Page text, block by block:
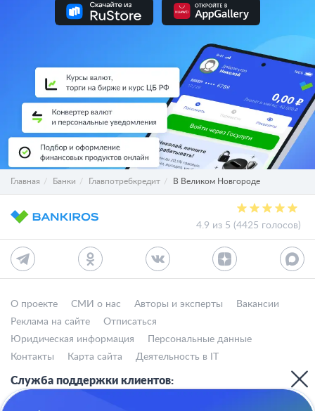
Главная Банки Главпотребкредит В Великом Новгороде
4.9 из 5 (4425 голосов)
О проекте СМИ о нас Авторы и эксперты
Вакансии
Реклама на сайте
Отписаться
Юридическая информация
Персональные данные
Контакты
Карта сайта Деятельность в IT
Служба поддержки клиентов: